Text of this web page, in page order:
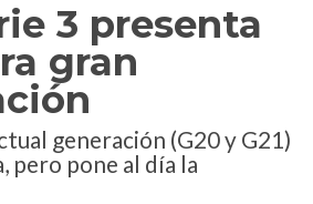
3 presenta
gran
generación (G20 y G21)
pero pone al día la